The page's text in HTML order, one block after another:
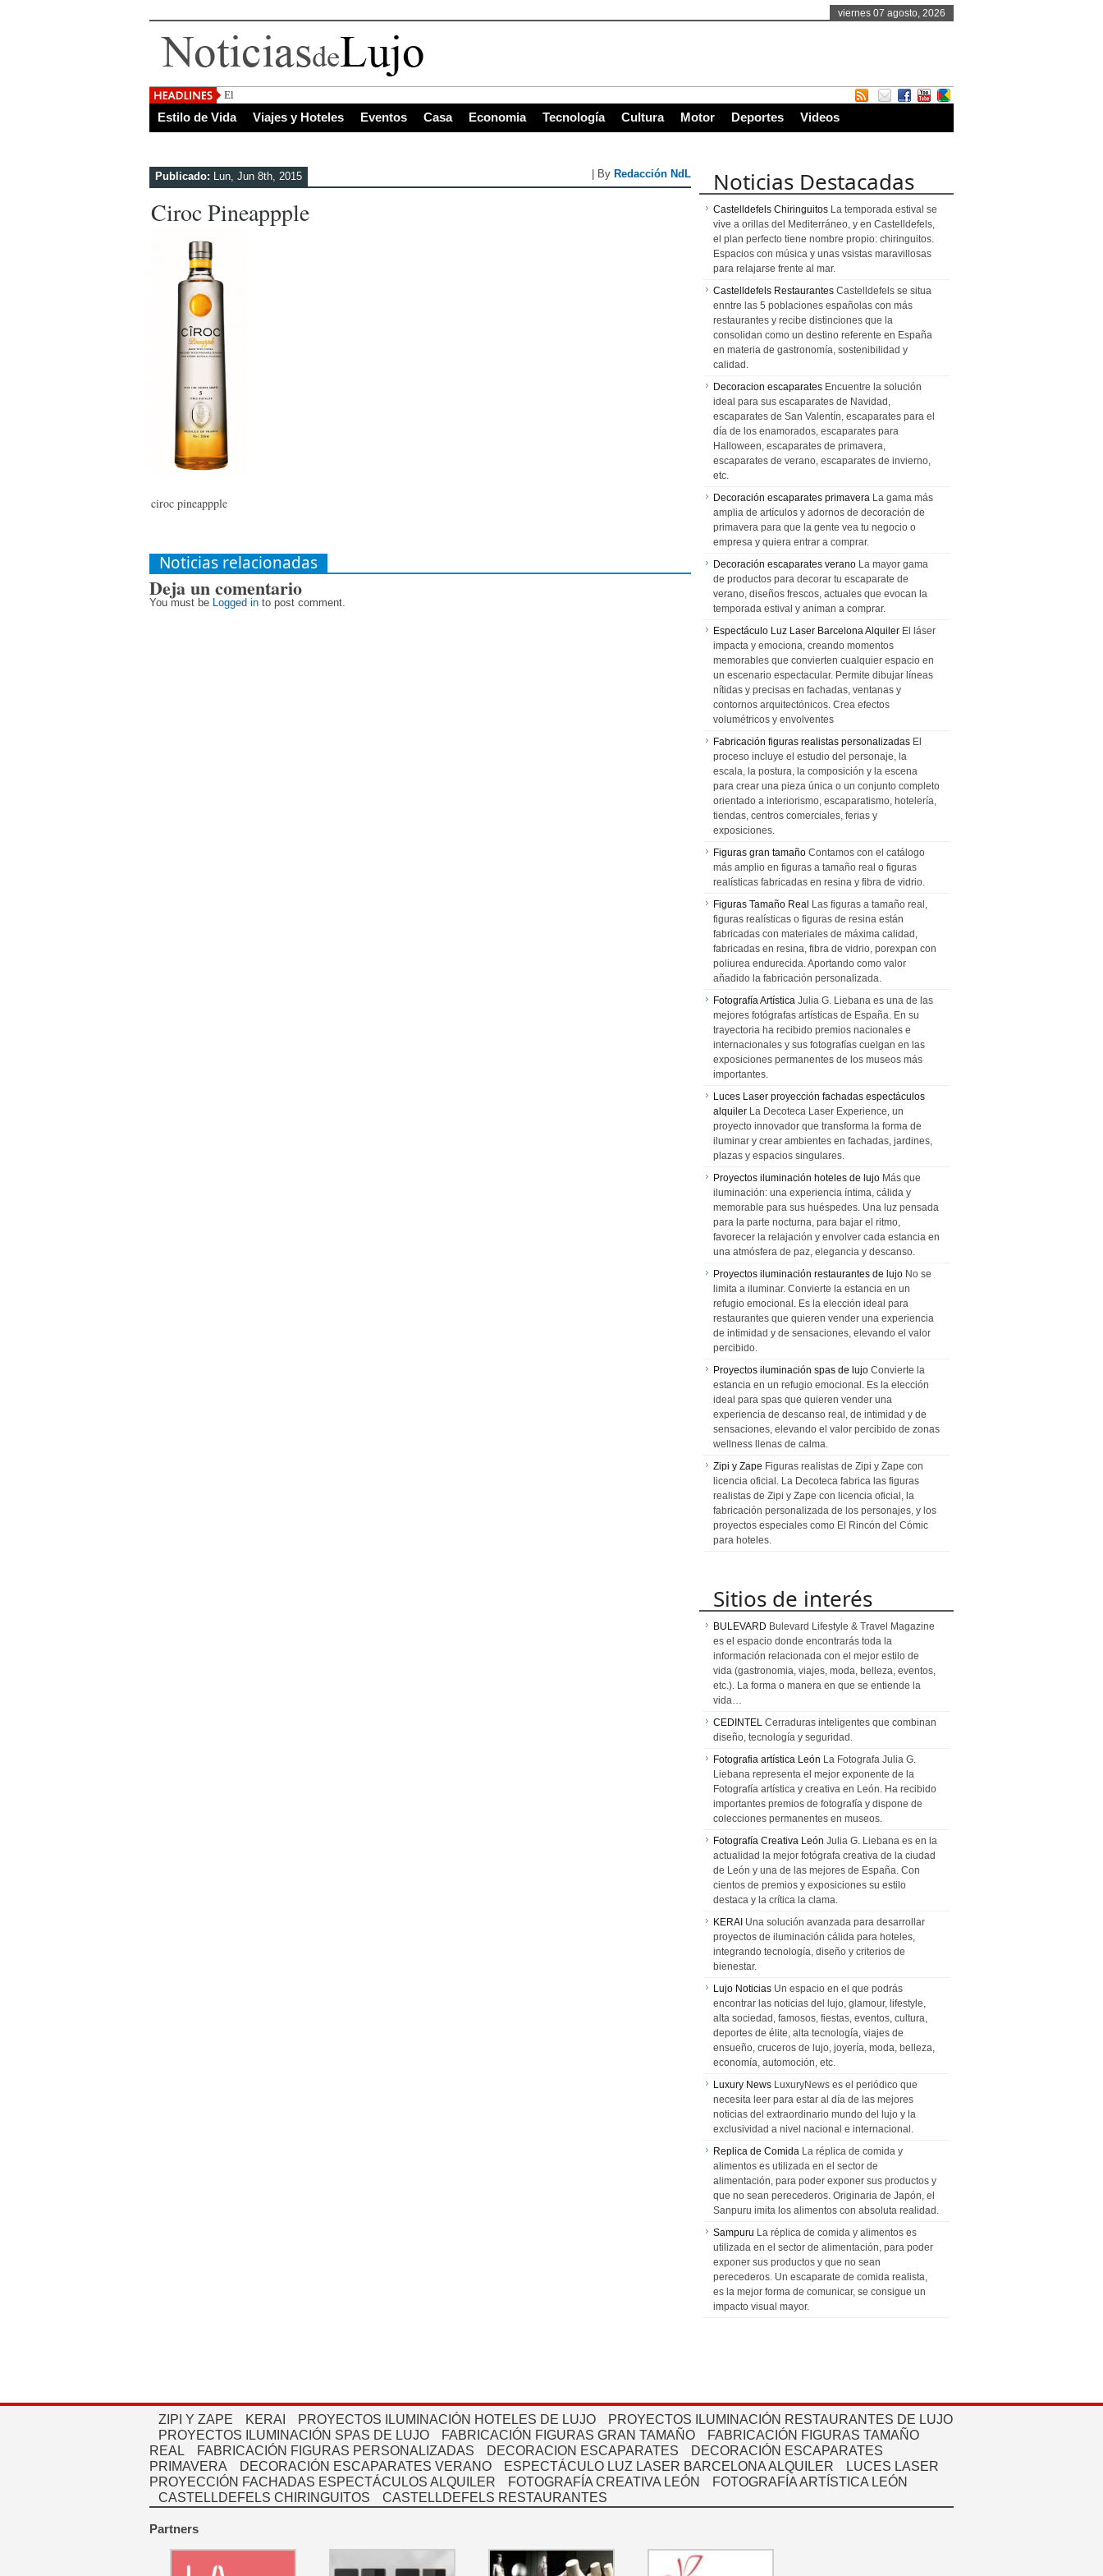
viernes 07 agosto, 2026
El Salvador, uno de los des
Estilo de Vida Viajes y Hoteles Eventos Casa Economia Tecnología Cultura Motor Deportes Videos
Publicado: Lun, Jun 8th, 2015 | By Redacción NdL
Ciroc Pineappple
ciroc pineappple
Noticias relacionadas
Deja un comentario
You must be Logged in to post comment.
Noticias Destacadas
Castelldefels Chiringuitos La temporada estival se
vive a orillas del Mediterráneo, y en Castelldefels,
el plan perfecto tiene nombre propio: chiringuitos.
Espacios con música y unas vsistas maravillosas
para relajarse frente al mar.
Castelldefels Restaurantes Castelldefels se situa
enntre las 5 poblaciones españolas con más
restaurantes y recibe distinciones que la
consolidan como un destino referente en España
en materia de gastronomía, sostenibilidad y
calidad.
Decoracion escaparates Encuentre la solución
ideal para sus escaparates de Navidad,
escaparates de San Valentín, escaparates para el
día de los enamorados, escaparates para
Halloween, escaparates de primavera,
escaparates de verano, escaparates de invierno,
etc.
Decoración escaparates primavera La gama más
amplia de artículos y adornos de decoración de
primavera para que la gente vea tu negocio o
empresa y quiera entrar a comprar.
Decoración escaparates verano La mayor gama
de productos para decorar tu escaparate de
verano, diseños frescos, actuales que evocan la
temporada estival y animan a comprar.
Espectáculo Luz Laser Barcelona Alquiler El láser
impacta y emociona, creando momentos
memorables que convierten cualquier espacio en
un escenario espectacular. Permite dibujar líneas
nítidas y precisas en fachadas, ventanas y
contornos arquitectónicos. Crea efectos
volumétricos y envolventes
Fabricación figuras realistas personalizadas El
proceso incluye el estudio del personaje, la
escala, la postura, la composición y la escena
para crear una pieza única o un conjunto completo
orientado a interiorismo, escaparatismo, hotelería,
tiendas, centros comerciales, ferias y
exposiciones.
Figuras gran tamaño Contamos con el catálogo
más amplio en figuras a tamaño real o figuras
realísticas fabricadas en resina y fibra de vidrio.
Figuras Tamaño Real Las figuras a tamaño real,
figuras realísticas o figuras de resina están
fabricadas con materiales de máxima calidad,
fabricadas en resina, fibra de vidrio, porexpan con
poliurea endurecida. Aportando como valor
añadido la fabricación personalizada.
Fotografía Artística Julia G. Liebana es una de las
mejores fotógrafas artísticas de España. En su
trayectoria ha recibido premios nacionales e
internacionales y sus fotografías cuelgan en las
exposiciones permanentes de los museos más
importantes.
Luces Laser proyección fachadas espectáculos
alquiler La Decoteca Laser Experience, un
proyecto innovador que transforma la forma de
iluminar y crear ambientes en fachadas, jardines,
plazas y espacios singulares.
Proyectos iluminación hoteles de lujo Más que
iluminación: una experiencia íntima, cálida y
memorable para sus huéspedes. Una luz pensada
para la parte nocturna, para bajar el ritmo,
favorecer la relajación y envolver cada estancia en
una atmósfera de paz, elegancia y descanso.
Proyectos iluminación restaurantes de lujo No se
limita a iluminar. Convierte la estancia en un
refugio emocional. Es la elección ideal para
restaurantes que quieren vender una experiencia
de intimidad y de sensaciones, elevando el valor
percibido.
Proyectos iluminación spas de lujo Convierte la
estancia en un refugio emocional. Es la elección
ideal para spas que quieren vender una
experiencia de descanso real, de intimidad y de
sensaciones, elevando el valor percibido de zonas
wellness llenas de calma.
Zipi y Zape Figuras realistas de Zipi y Zape con
licencia oficial. La Decoteca fabrica las figuras
realistas de Zipi y Zape con licencia oficial, la
fabricación personalizada de los personajes, y los
proyectos especiales como El Rincón del Cómic
para hoteles.
Sitios de interés
BULEVARD Bulevard Lifestyle & Travel Magazine
es el espacio donde encontrarás toda la
información relacionada con el mejor estilo de
vida (gastronomia, viajes, moda, belleza, eventos,
etc.). La forma o manera en que se entiende la
vida…
CEDINTEL Cerraduras inteligentes que combinan
diseño, tecnología y seguridad.
Fotografia artística León La Fotografa Julia G.
Liebana representa el mejor exponente de la
Fotografía artística y creativa en León. Ha recibido
importantes premios de fotografía y dispone de
colecciones permanentes en museos.
Fotografía Creativa León Julia G. Liebana es en la
actualidad la mejor fotógrafa creativa de la ciudad
de León y una de las mejores de España. Con
cientos de premios y exposiciones su estilo
destaca y la crítica la clama.
KERAI Una solución avanzada para desarrollar
proyectos de iluminación cálida para hoteles,
integrando tecnología, diseño y criterios de
bienestar.
Lujo Noticias Un espacio en el que podrás
encontrar las noticias del lujo, glamour, lifestyle,
alta sociedad, famosos, fiestas, eventos, cultura,
deportes de élite, alta tecnología, viajes de
ensueño, cruceros de lujo, joyería, moda, belleza,
economía, automoción, etc.
Luxury News LuxuryNews es el periódico que
necesita leer para estar al día de las mejores
noticias del extraordinario mundo del lujo y la
exclusividad a nivel nacional e internacional.
Replica de Comida La réplica de comida y
alimentos es utilizada en el sector de
alimentación, para poder exponer sus productos y
que no sean perecederos. Originaria de Japón, el
Sanpuru imita los alimentos con absoluta realidad.
Sampuru La réplica de comida y alimentos es
utilizada en el sector de alimentación, para poder
exponer sus productos y que no sean
perecederos. Un escaparate de comida realista,
es la mejor forma de comunicar, se consigue un
impacto visual mayor.
ZIPI Y ZAPE KERAI PROYECTOS ILUMINACIÓN HOTELES DE LUJO
PROYECTOS ILUMINACIÓN RESTAURANTES DE LUJO
PROYECTOS ILUMINACIÓN SPAS DE LUJO
FABRICACIÓN FIGURAS GRAN TAMAÑO
FABRICACIÓN FIGURAS TAMAÑO
REAL
FABRICACIÓN FIGURAS PERSONALIZADAS DECORACION ESCAPARATES
DECORACIÓN ESCAPARATES
PRIMAVERA
DECORACIÓN ESCAPARATES VERANO ESPECTÁCULO LUZ LASER BARCELONA ALQUILER
LUCES LASER
PROYECCIÓN FACHADAS ESPECTÁCULOS ALQUILER
FOTOGRAFÍA CREATIVA LEÓN
FOTOGRAFÍA ARTÍSTICA LEÓN
CASTELLDEFELS CHIRINGUITOS
CASTELLDEFELS RESTAURANTES
Partners